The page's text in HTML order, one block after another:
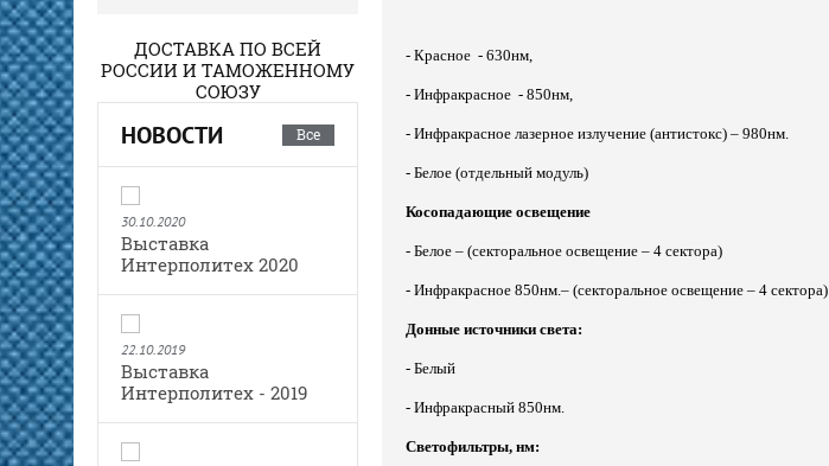
ДОСТАВКА ПО ВСЕЙ
РОССИИ И ТАМОЖЕННОМУ
СОЮЗУ
НОВОСТИ Все
30.10.2020
Выставка
Интерполитех 2020
22.10.2019
Выставка
Интерполитех - 2019
- Красное - 630нм,
- Инфракрасное - 850нм,
- Инфракрасное лазерное излучение (антистокс) – 980нм.
- Белое (отдельный модуль)
Косопадающие освещение
- Белое – (секторальное освещение – 4 сектора)
- Инфракрасное 850нм.– (секторальное освещение – 4 сектора)
Донные источники света:
- Белый
- Инфракрасный 850нм.
Светофильтры, нм: